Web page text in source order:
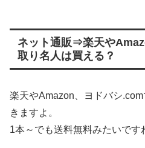
ネット通販⇒楽天や
取り名人は買える？
楽天やAmazon、ヨドバシ
きますよ。
1本～でも送料無料みたいです